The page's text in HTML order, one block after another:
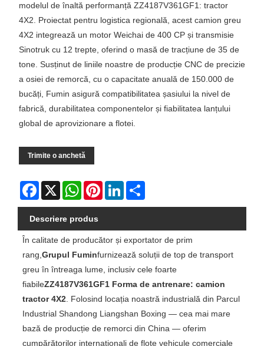
modelul de înaltă performanță ZZ4187V361GF1: tractor
4X2. Proiectat pentru logistica regională, acest camion greu
4X2 integrează un motor Weichai de 400 CP și transmisie
Sinotruk cu 12 trepte, oferind o masă de tracțiune de 35 de
tone. Susținut de liniile noastre de producție CNC de precizie
a osiei de remorcă, cu o capacitate anuală de 150.000 de
bucăți, Fumin asigură compatibilitatea șasiului la nivel de
fabrică, durabilitatea componentelor și fiabilitatea lanțului
global de aprovizionare a flotei.
Trimite o anchetă
Facebook
X WhatsAppPinterestLinkedIn
Descriere produs
În calitate de producător și exportator de prim
rang,Grupul Fuminfurnizează soluții de top de transport
greu în întreaga lume, inclusiv cele foarte
fiabileZZ4187V361GF1 Forma de antrenare: camion
tractor 4X2. Folosind locația noastră industrială din Parcul
Industrial Shandong Liangshan Boxing — cea mai mare
bază de producție de remorci din China — oferim
cumpărătorilor internaționali de flote vehicule comerciale